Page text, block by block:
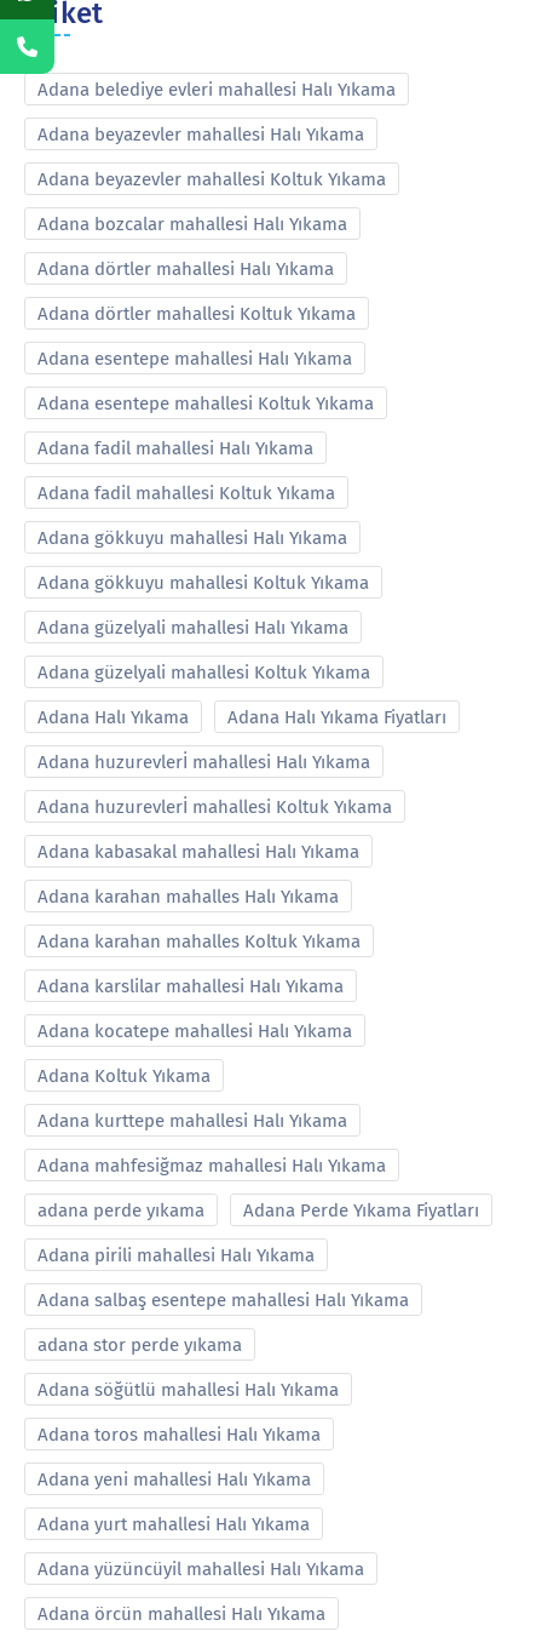
Etiket
Adana belediye evleri mahallesi Halı Yıkama
Adana beyazevler mahallesi Halı Yıkama
Adana beyazevler mahallesi Koltuk Yıkama
Adana bozcalar mahallesi Halı Yıkama
Adana dörtler mahallesi Halı Yıkama
Adana dörtler mahallesi Koltuk Yıkama
Adana esentepe mahallesi Halı Yıkama
Adana esentepe mahallesi Koltuk Yıkama
Adana fadil mahallesi Halı Yıkama
Adana fadil mahallesi Koltuk Yıkama
Adana gökkuyu mahallesi Halı Yıkama
Adana gökkuyu mahallesi Koltuk Yıkama
Adana güzelyali mahallesi Halı Yıkama
Adana güzelyali mahallesi Koltuk Yıkama
Adana Halı Yıkama Adana Halı Yıkama Fiyatları
Adana huzurevlerİ mahallesi Halı Yıkama
Adana huzurevlerİ mahallesi Koltuk Yıkama
Adana kabasakal mahallesi Halı Yıkama
Adana karahan mahalles Halı Yıkama
Adana karahan mahalles Koltuk Yıkama
Adana karslilar mahallesi Halı Yıkama
Adana kocatepe mahallesi Halı Yıkama
Adana Koltuk Yıkama
Adana kurttepe mahallesi Halı Yıkama
Adana mahfesiğmaz mahallesi Halı Yıkama
adana perde yıkama Adana Perde Yıkama Fiyatları
Adana pirili mahallesi Halı Yıkama
Adana salbaş esentepe mahallesi Halı Yıkama
adana stor perde yıkama
Adana söğütlü mahallesi Halı Yıkama
Adana toros mahallesi Halı Yıkama
Adana yeni mahallesi Halı Yıkama
Adana yurt mahallesi Halı Yıkama
Adana yüzüncüyil mahallesi Halı Yıkama
Adana örcün mahallesi Halı Yıkama